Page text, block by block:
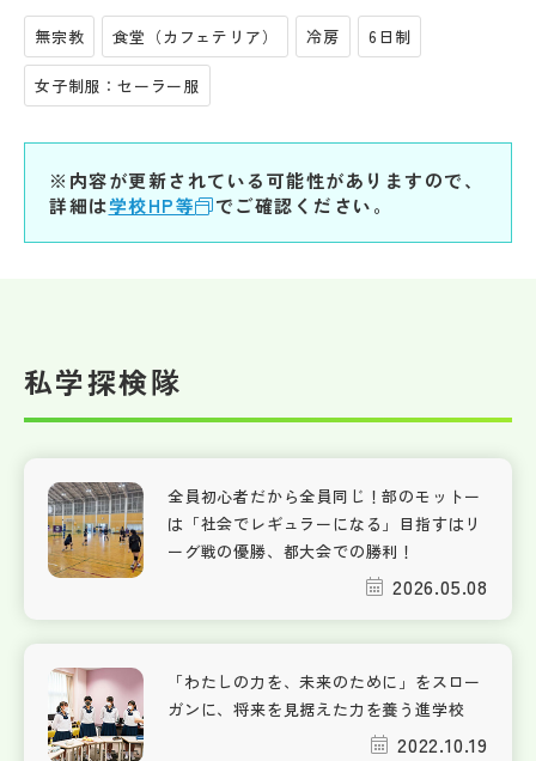
無宗教 食堂（カフェテリア） 冷房 6日制
女子制服：セーラー服
※内容が更新されている可能性がありますので、
詳細は学校HP等 でご確認ください。
私学探検隊
全員初心者だから全員同じ！部のモットー
は「社会でレギュラーになる」目指すはリ
ーグ戦の優勝、都大会での勝利！
2026.05.08
「わたしの力を、未来のために」をスロー
ガンに、将来を見据えた力を養う進学校
2022.10.19